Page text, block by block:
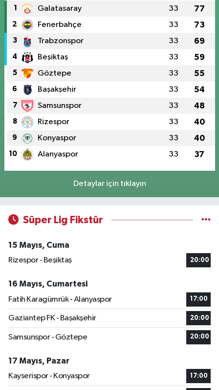
1 Galatasaray 33 77
2 Fenerbahçe 33 73
3 Trabzonspor 33 69
4 Beşiktaş 33 59
5 Göztepe 33 55
6 Başakşehir 33 54
7 Samsunspor 33 48
8 Rizespor 33 40
9 Konyaspor 33 40
10 Alanyaspor 33 37
Detaylar için tıklayın
Süper Lig Fikstür
15 Mayıs, Cuma
Rizespor - Beşiktaş
20:00
16 Mayıs, Cumartesi
Fatih Karagümrük - Alanyaspor
17:00
Gaziantep FK - Başakşehir 20:00
Samsunspor - Göztepe 20:00
17 Mayıs, Pazar
Kayserispor - Konyaspor
17:00